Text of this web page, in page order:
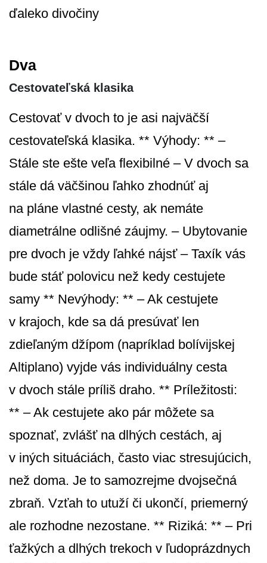
ďaleko divočiny
Dva
Cestovateľská klasika
Cestovať v dvoch to je asi najväčší
cestovateľská klasika. ** Výhody: ** –
Stále ste ešte veľa flexibilné – V dvoch sa
stále dá väčšinou ľahko zhodnúť aj
na pláne vlastné cesty, ak nemáte
diametrálne odlišné záujmy. – Ubytovanie
pre dvoch je vždy ľahké nájsť – Taxík vás
bude stáť polovicu než kedy cestujete
samy ** Nevýhody: ** – Ak cestujete
v krajoch, kde sa dá presúvať len
zdieľaným džípom (napríklad bolívijskej
Altiplano) vyjde vás individuálny cesta
v dvoch stále príliš draho. ** Príležitosti:
** – Ak cestujete ako pár môžete sa
spoznať, zvlášť na dlhých cestách, aj
v iných situáciách, často viac stresujúcich,
než doma. Je to samozrejme dvojsečná
zbraň. Vzťah to utuží či ukončí, priemerný
ale rozhodne nezostane. ** Riziká: ** – Pri
ťažkých a dlhých trekoch v ľudoprázdnych